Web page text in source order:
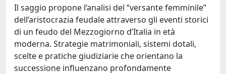
Il saggio propone l’analisi del “versante femminile”
dell’aristocrazia feudale attraverso gli eventi storici
di un feudo del Mezzogiorno d’Italia in età
moderna. Strategie matrimoniali, sistemi dotali,
scelte e pratiche giudiziarie che orientano la
successione influenzano profondamente